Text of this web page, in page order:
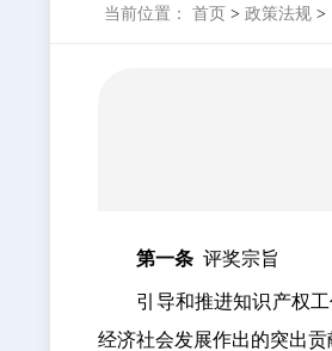
当前位置： 首页 > 政策法规 >
第一条 评奖宗旨
引导和推进知识产权工
经济社会发展作出的突出贡